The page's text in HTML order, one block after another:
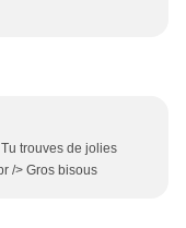
trouves de jolies
/> Gros bisous